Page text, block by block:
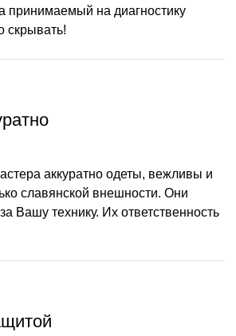
принимаемый на диагностику
скрывать!
аккуратно одеты, вежливы и
славянской внешности. Они
Вашу технику. Их ответственность